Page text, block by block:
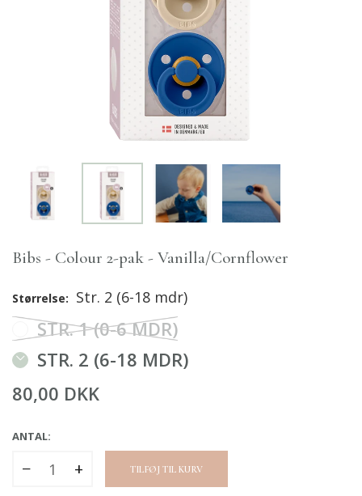
Bibs - Colour 2-pak - Vanilla/Cornflower
Størrelse: Str. 2 (6-18 mdr)
STR. 1 (0-6 MDR)
STR. 2 (6-18 MDR)
80,00 DKK
ANTAL:
− + TILFØJ TIL KURV